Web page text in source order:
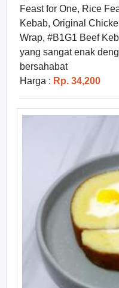
Feast for One, Rice
Kebab, Original
Wrap, #B1G1 Beef
yang sangat enak
bersahabat
Harga : Rp. 34,200